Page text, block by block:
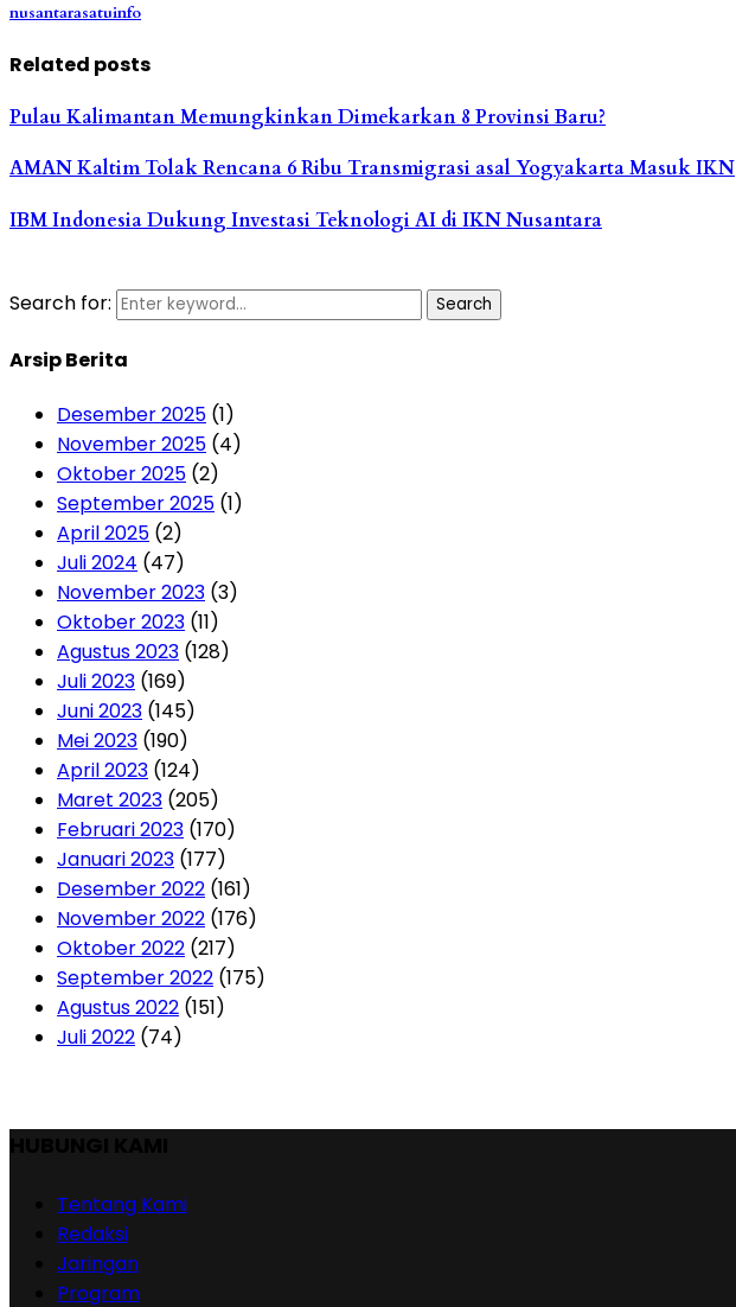
nusantarasatuinfo
Related posts
Pulau Kalimantan Memungkinkan Dimekarkan 8 Provinsi Baru?
AMAN Kaltim Tolak Rencana 6 Ribu Transmigrasi asal Yogyakarta Masuk IKN
IBM Indonesia Dukung Investasi Teknologi AI di IKN Nusantara
Search for: Search
Arsip Berita
Desember 2025 (1)
November 2025 (4)
Oktober 2025 (2)
September 2025 (1)
April 2025 (2)
Juli 2024 (47)
November 2023 (3)
Oktober 2023 (11)
Agustus 2023 (128)
Juli 2023 (169)
Juni 2023 (145)
Mei 2023 (190)
April 2023 (124)
Maret 2023 (205)
Februari 2023 (170)
Januari 2023 (177)
Desember 2022 (161)
November 2022 (176)
Oktober 2022 (217)
September 2022 (175)
Agustus 2022 (151)
Juli 2022 (74)
Tentang Kami
Redaksi
Jaringan
Program